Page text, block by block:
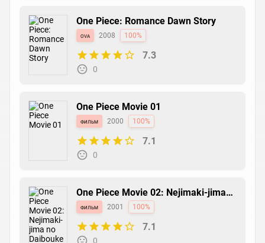
One Piece: Romance Dawn Story
ova 2008 100%
7.3
0
One Piece Movie 01
фильм 2000 100%
7.1
0
One Piece Movie 02: Nejimaki-jima
no Daibouken
фильм 2001 100%
7.1
0